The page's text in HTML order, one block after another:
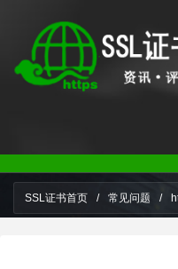
SSL证书首页 / 常见问题 /